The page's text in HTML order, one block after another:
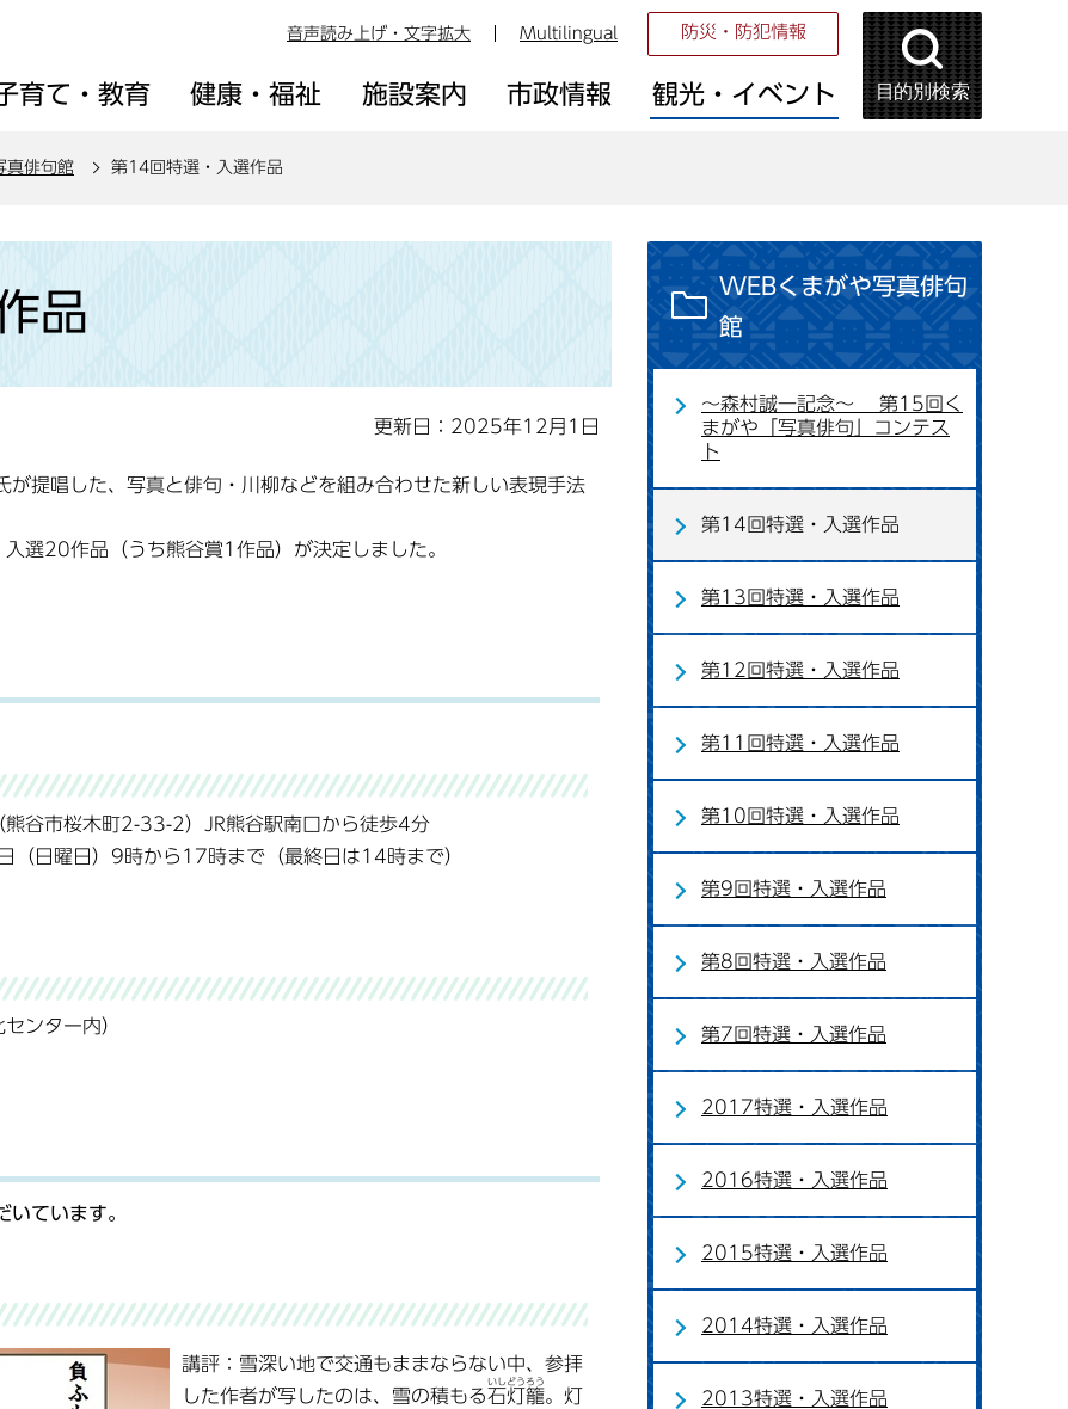
音声読み上げ・文字拡大 Multilingual 防災・防犯情報
育て・教育 健康・福祉 施設案内 市政情報 観光・イベント 目的別検索
真俳句館 第14回特選・入選作品
品
更新日：2025年12月1日
が提唱した、写真と俳句・川柳などを組み合わせた新しい表現手法
選20作品（うち熊谷賞1作品）が決定しました。
谷市桜木町2-33-2）JR熊谷駅南口から徒歩4分
日曜日）9時から17時まで（最終日は14時まで）
ンター内）
ています。
講評：雪深い地で交通もままならない中、参拝
した作者が写したのは、雪の積もる石灯籠
いしどうろう
。灯
WEBくまがや写真俳句
館
～森村誠一記念～ 第15回く
まがや「写真俳句」コンテス
ト
第14回特選・入選作品
第13回特選・入選作品
第12回特選・入選作品
第11回特選・入選作品
第10回特選・入選作品
第9回特選・入選作品
第8回特選・入選作品
第7回特選・入選作品
2017特選・入選作品
2016特選・入選作品
2015特選・入選作品
2014特選・入選作品
2013特選・入選作品